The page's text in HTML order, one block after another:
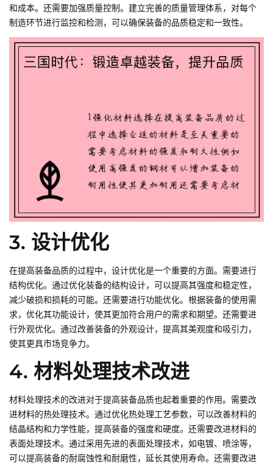
和成本。还需要加强质量控制。建立完善的质量管理体系，对每个
制造环节进行监控和检测，可以确保装备的品质稳定和一致性。
3. 设计优化
在提高装备品质的过程中，设计优化是一个重要的方面。需要进行
结构优化。通过优化装备的结构设计，可以提高其强度和稳定性，
减少破损和损耗的可能。还需要进行功能优化。根据装备的使用需
求，优化其功能设计，使其更加符合用户的需求和期望。还需要进
行外观优化。通过改善装备的外观设计，提高其美观度和吸引力，
使其更具市场竞争力。
4. 材料处理技术改进
材料处理技术的改进对于提高装备品质也起着重要的作用。需要改
进材料的热处理技术。通过优化热处理工艺参数，可以改善材料的
结晶结构和力学性能，提高装备的强度和硬度。还需要改进材料的
表面处理技术。通过采用先进的表面处理技术，如电镀、喷涂等，
可以提高装备的耐腐蚀性和耐磨性，延长其使用寿命。还需要改进